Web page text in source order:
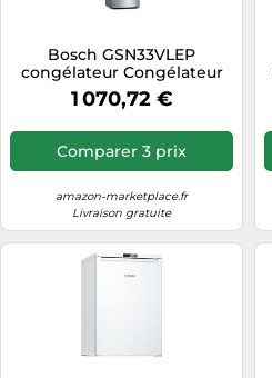
Bosch GSN33VLEP
congélateur Congélateur
vertical Pose libre 225 L E
Acier inoxydable
1 070,72 €
Comparer 3 prix
amazon-marketplace.fr
Livraison gratuite